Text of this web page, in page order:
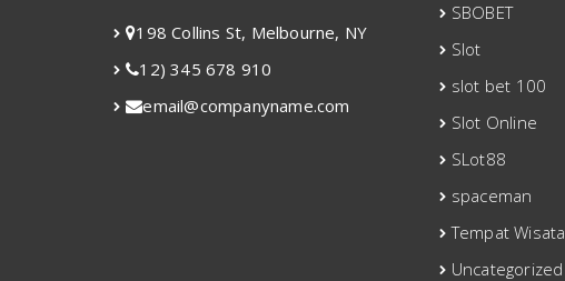
198 Collins St, Melbourne, NY
12) 345 678 910
email@companyname.com
SBOBET
Slot
slot bet 100
Slot Online
SLot88
spaceman
Tempat Wisata
Uncategorized